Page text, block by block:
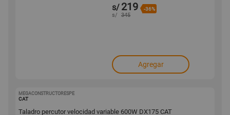
s/ 219 -36%
s/ 345
Agregar
MEGACONSTRUCTORESPE
CAT
Taladro percutor velocidad variable 600W DX175 CAT